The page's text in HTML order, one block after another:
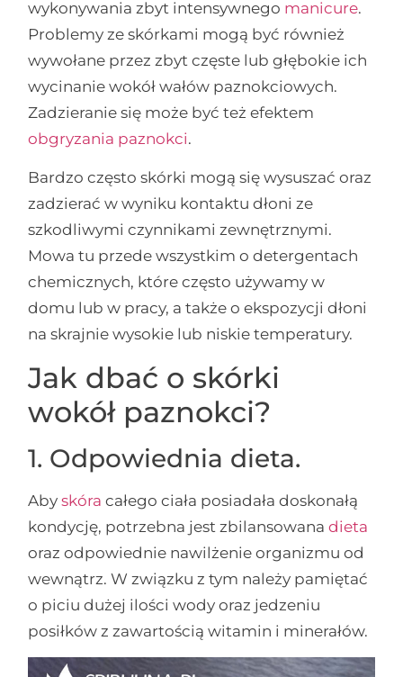
wykonywania zbyt intensywnego manicure.
Problemy ze skórkami mogą być również
wywołane przez zbyt częste lub głębokie ich
wycinanie wokół wałów paznokciowych.
Zadzieranie się może być też efektem
obgryzania paznokci.
Bardzo często skórki mogą się wysuszać oraz
zadzierać w wyniku kontaktu dłoni ze
szkodliwymi czynnikami zewnętrznymi.
Mowa tu przede wszystkim o detergentach
chemicznych, które często używamy w
domu lub w pracy, a także o ekspozycji dłoni
na skrajnie wysokie lub niskie temperatury.
Jak dbać o skórki
wokół paznokci?
1. Odpowiednia dieta.
Abyskóra całego ciała posiadała doskonałą
kondycję, potrzebna jest zbilansowanadieta
oraz odpowiednie nawilżenie organizmu od
wewnątrz. W związku z tym należy pamiętać
o piciu dużej ilości wody oraz jedzeniu
posiłków z zawartością witamin i minerałów.